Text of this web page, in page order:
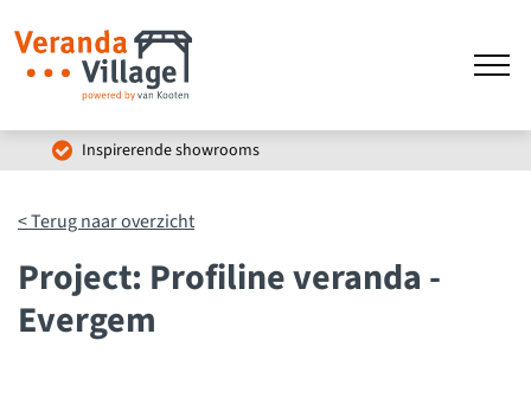
Inspirerende showrooms
< Terug naar overzicht
Project: Profiline veranda -
Evergem